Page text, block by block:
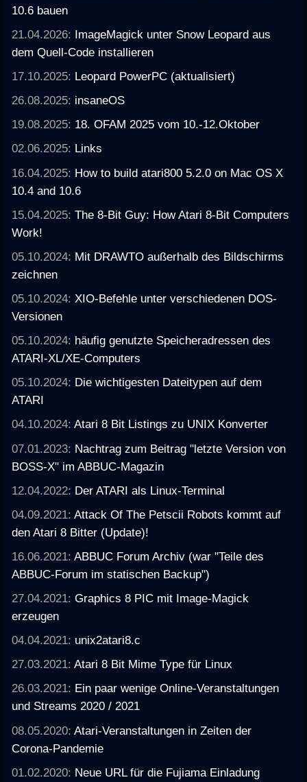
10.6 bauen
21.04.2026: ImageMagick unter Snow Leopard aus
dem Quell-Code installieren
17.10.2025: Leopard PowerPC (aktualisiert)
26.08.2025: insaneOS
19.08.2025: 18. OFAM 2025 vom 10.-12.Oktober
02.06.2025: Links
16.04.2025: How to build atari800 5.2.0 on Mac OS X
10.4 and 10.6
15.04.2025:The 8-Bit Guy: How Atari 8-Bit Computers
Work!
05.10.2024: Mit DRAWTO außerhalb des Bildschirms
zeichnen
05.10.2024: XIO-Befehle unter verschiedenen DOS-
Versionen
05.10.2024: häufig genutzte Speicheradressen des
ATARI-XL/XE-Computers
05.10.2024: Die wichtigesten Dateitypen auf dem
ATARI
04.10.2024:Atari 8 Bit Listings zu UNIX Konverter
07.01.2023: Nachtrag zum Beitrag "letzte Version von
BOSS-X" im ABBUC-Magazin
12.04.2022: Der ATARI als Linux-Terminal
04.09.2021:Attack Of The Petscii Robots kommt auf
den Atari 8 Bitter (Update)!
16.06.2021:ABBUC Forum Archiv (war "Teile des
ABBUC-Forum im statischen Backup")
27.04.2021:Graphics 8 PIC mit Image-Magick
erzeugen
04.04.2021: unix2atari8.c
27.03.2021:Atari 8 Bit Mime Type für Linux
26.03.2021: Ein paar wenige Online-Veranstaltungen
und Streams 2020 / 2021
08.05.2020:Atari-Veranstaltungen in Zeiten der
Corona-Pandemie
01.02.2020: Neue URL für die Fujiama Einladung